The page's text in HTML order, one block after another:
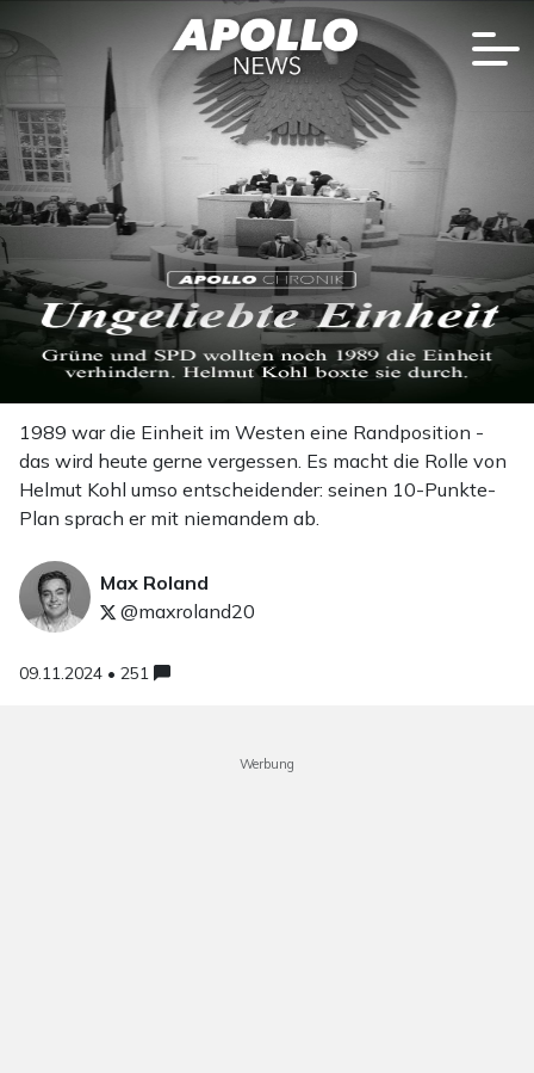
1989 war die Einheit im Westen eine Randposition -
das wird heute gerne vergessen. Es macht die Rolle von
Helmut Kohl umso entscheidender: seinen 10-Punkte-
Plan sprach er mit niemandem ab.
Max Roland
@maxroland20
09.11.2024 • 251
Werbung